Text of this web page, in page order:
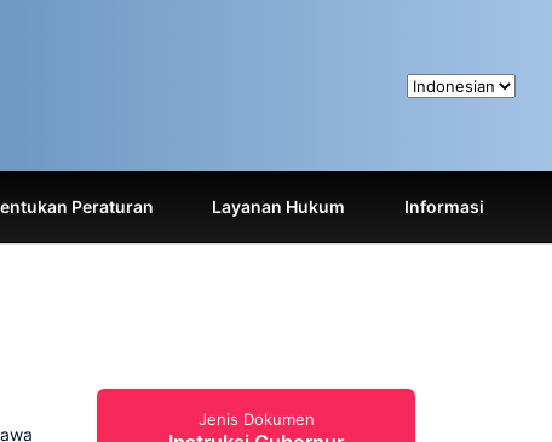
Peraturan Layanan Hukum Informasi
Jenis Dokumen